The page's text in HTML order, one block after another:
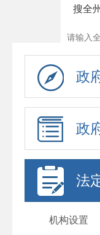
搜全州
政
政
法
机构设置